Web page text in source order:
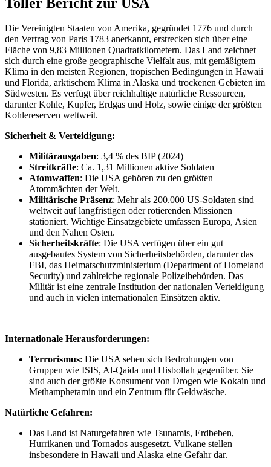
Die Vereinigten Staaten von Amerika, gegründet 1776 und durch
den Vertrag von Paris 1783 anerkannt, erstrecken sich über eine
Fläche von 9,83 Millionen Quadratkilometern. Das Land zeichnet
sich durch eine große geographische Vielfalt aus, mit gemäßigtem
Klima in den meisten Regionen, tropischen Bedingungen in Hawaii
und Florida, arktischem Klima in Alaska und trockenen Gebieten im
Südwesten. Es verfügt über reichhaltige natürliche Ressourcen,
darunter Kohle, Kupfer, Erdgas und Holz, sowie einige der größten
Kohlereserven weltweit.
Sicherheit & Verteidigung:
Militärausgaben: 3,4 % des BIP (2024)
Streitkräfte: Ca. 1,31 Millionen aktive Soldaten
Atomwaffen: Die USA gehören zu den größten
Atommächten der Welt.
Militärische Präsenz: Mehr als 200.000 US-Soldaten sind
weltweit auf langfristigen oder rotierenden Missionen
stationiert. Wichtige Einsatzgebiete umfassen Europa, Asien
und den Nahen Osten.
Sicherheitskräfte: Die USA verfügen über ein gut
ausgebautes System von Sicherheitsbehörden, darunter das
FBI, das Heimatschutzministerium (Department of Homeland
Security) und zahlreiche regionale Polizeibehörden. Das
Militär ist eine zentrale Institution der nationalen Verteidigung
und auch in vielen internationalen Einsätzen aktiv.
Internationale Herausforderungen:
Terrorismus: Die USA sehen sich Bedrohungen von
Gruppen wie ISIS, Al-Qaida und Hisbollah gegenüber. Sie
sind auch der größte Konsument von Drogen wie Kokain und
Methamphetamin und ein Zentrum für Geldwäsche.
Natürliche Gefahren:
Das Land ist Naturgefahren wie Tsunamis, Erdbeben,
Hurrikanen und Tornados ausgesetzt. Vulkane stellen
insbesondere in Hawaii und Alaska eine Gefahr dar.